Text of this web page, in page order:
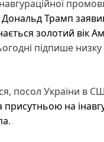
Дональд Трамп
золотий вік
підпише низку
посол України в
присутньою на
.